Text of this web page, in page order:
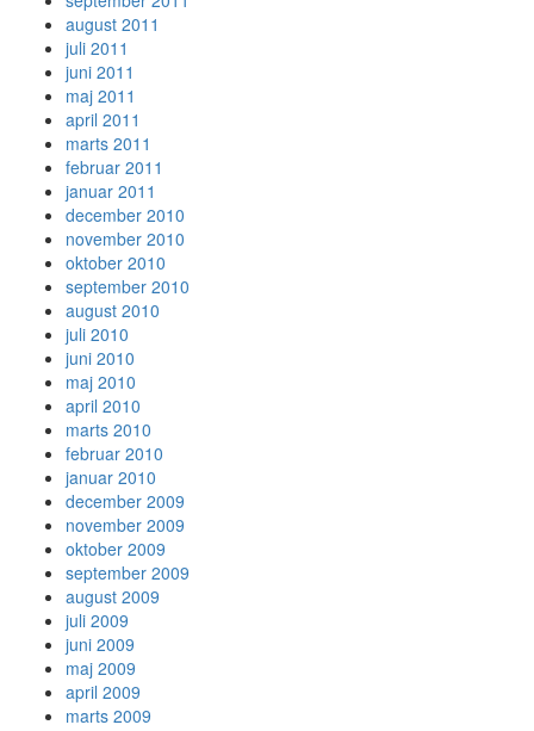
august 2011
juli 2011
juni 2011
maj 2011
april 2011
marts 2011
februar 2011
januar 2011
december 2010
november 2010
oktober 2010
september 2010
august 2010
juli 2010
juni 2010
maj 2010
april 2010
marts 2010
februar 2010
januar 2010
december 2009
november 2009
oktober 2009
september 2009
august 2009
juli 2009
juni 2009
maj 2009
april 2009
marts 2009